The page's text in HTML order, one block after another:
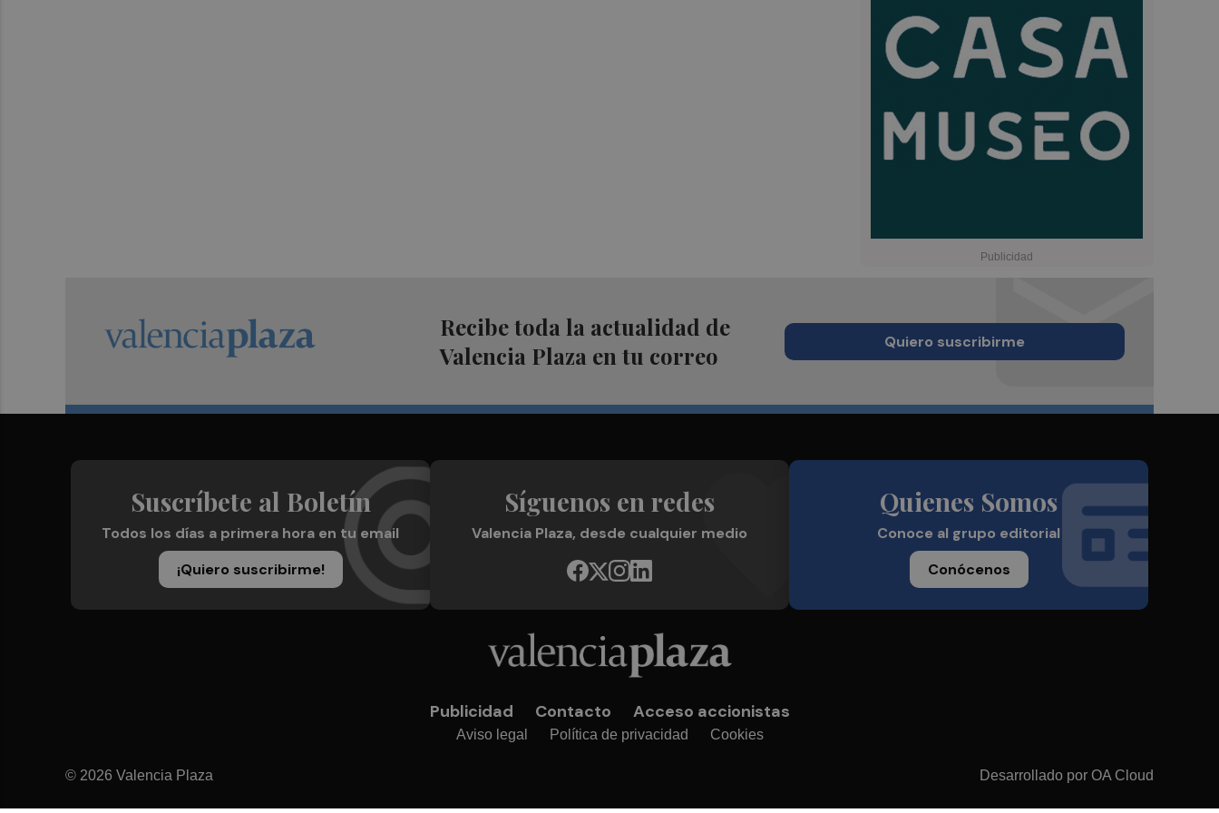
Recibe toda la actualidad de
Valencia Plaza en tu correo
Quiero suscribirme
Suscríbete al Boletín
Todos los días a primera hora en tu email
¡Quiero suscribirme!
Síguenos en redes
Valencia Plaza, desde cualquier medio
Quienes Somos
Conoce al grupo editorial
Conócenos
Publicidad Contacto Acceso accionistas
Aviso legal Política de privacidad Cookies
© 2026 Valencia Plaza Desarrollado por OA Cloud